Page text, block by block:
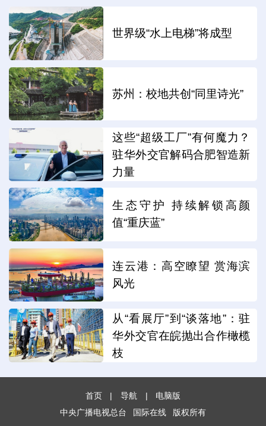
世界级“水上电梯”将成型
苏州：校地共创“同里诗光”
这些“超级工厂”有何魔力？
驻华外交官解码合肥智造新
力量
生态守护 持续解锁高颜
值“重庆蓝”
连云港：高空瞭望 赏海滨
风光
从“看展厅”到“谈落地”：驻
华外交官在皖抛出合作橄榄
枝
首页 | 导航 |
电脑版
中央广播电视总台
国际在线 版权所有